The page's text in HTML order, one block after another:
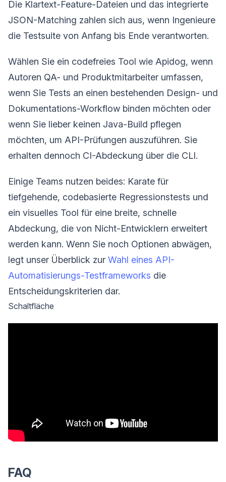
Die Klartext-Feature-Dateien und das integrierte
JSON-Matching zahlen sich aus, wenn Ingenieure
die Testsuite von Anfang bis Ende verantworten.
Wählen Sie ein codefreies Tool wie Apidog, wenn
Autoren QA- und Produktmitarbeiter umfassen,
wenn Sie Tests an einen bestehenden Design- und
Dokumentations-Workflow binden möchten oder
wenn Sie lieber keinen Java-Build pflegen
möchten, um API-Prüfungen auszuführen. Sie
erhalten dennoch CI-Abdeckung über die CLI.
Einige Teams nutzen beides: Karate für
tiefgehende, codebasierte Regressionstests und
ein visuelles Tool für eine breite, schnelle
Abdeckung, die von Nicht-Entwicklern erweitert
werden kann. Wenn Sie noch Optionen abwägen,
legt unser Überblick zur Wahl eines API-
Automatisierungs-Testframeworks die
Entscheidungskriterien dar.
Schaltfläche
FAQ